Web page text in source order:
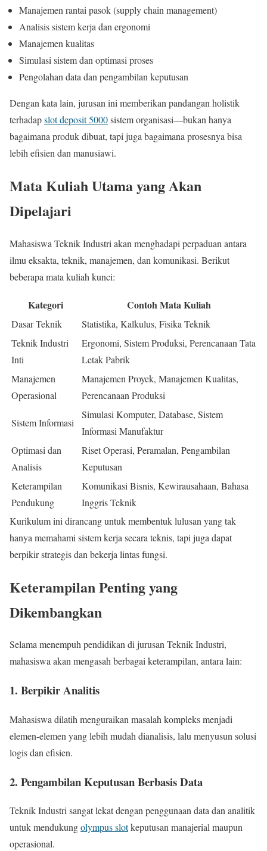
Manajemen rantai pasok (supply chain management)
Analisis sistem kerja dan ergonomi
Manajemen kualitas
Simulasi sistem dan optimasi proses
Pengolahan data dan pengambilan keputusan
Dengan kata lain, jurusan ini memberikan pandangan holistik
terhadapslot deposit 5000sistem organisasi—bukan hanya
bagaimana produk dibuat, tapi juga bagaimana prosesnya bisa
lebih efisien dan manusiawi.
Mata Kuliah Utama yang Akan
Dipelajari
Mahasiswa Teknik Industri akan menghadapi perpaduan antara
ilmu eksakta, teknik, manajemen, dan komunikasi. Berikut
beberapa mata kuliah kunci:
Kategori Contoh Mata Kuliah
Dasar Teknik
Statistika, Kalkulus, Fisika Teknik
Teknik Industri
Inti
Ergonomi, Sistem Produksi, Perencanaan Tata
Letak Pabrik
Manajemen
Operasional
Manajemen Proyek, Manajemen Kualitas,
Perencanaan Produksi
Sistem Informasi
Simulasi Komputer, Database, Sistem
Informasi Manufaktur
Optimasi dan
Analisis
Riset Operasi, Peramalan, Pengambilan
Keputusan
Keterampilan
Pendukung
Komunikasi Bisnis, Kewirausahaan, Bahasa
Inggris Teknik
Kurikulum ini dirancang untuk membentuk lulusan yang tak
hanya memahami sistem kerja secara teknis, tapi juga dapat
berpikir strategis dan bekerja lintas fungsi.
Keterampilan Penting yang
Dikembangkan
Selama menempuh pendidikan di jurusan Teknik Industri,
mahasiswa akan mengasah berbagai keterampilan, antara lain:
1. Berpikir Analitis
Mahasiswa dilatih menguraikan masalah kompleks menjadi
elemen-elemen yang lebih mudah dianalisis, lalu menyusun solusi
logis dan efisien.
2. Pengambilan Keputusan Berbasis Data
Teknik Industri sangat lekat dengan penggunaan data dan analitik
untuk mendukungolympus slotkeputusan manajerial maupun
operasional.